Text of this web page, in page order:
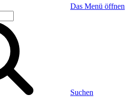
Das Menü öffnen
Suchen